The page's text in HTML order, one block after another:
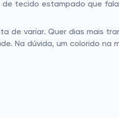
tecido estampado que
variar. Quer dias mais
Na dúvida, um colorido na